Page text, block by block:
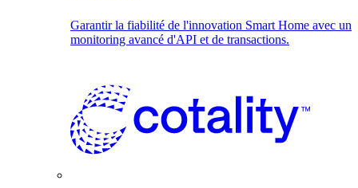
Garantir la fiabilité de l'innovation Smart Home avec un
monitoring avancé d'API et de transactions.